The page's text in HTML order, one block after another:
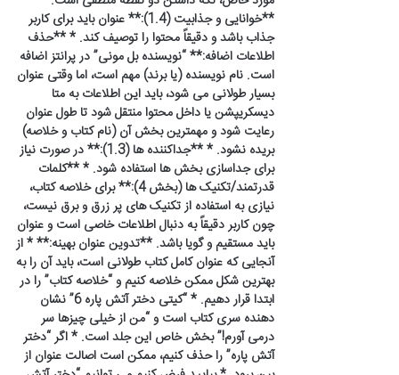
**خوانایی و جذابیت (1.4):** عنوان باید برای کاربر
جذاب باشد و دقیقاً محتوا را توصیف کند. * **حذف
اطلاعات اضافه:** “نویسنده بل مونی” در پرانتز اضافه
است. نام نویسنده (یا برند) مهم است، اما وقتی عنوان
بسیار طولانی می شود، باید این اطلاعات به متا
دیسکریپشن یا داخل محتوا منتقل شود تا طول عنوان
رعایت شود و مهمترین بخش آن (نام کتاب و خلاصه)
بریده نشود. * **جداکننده ها (1.3):** در صورت نیاز
برای جداسازی بخش ها استفاده شود. * **کلمات
قدرتمند/تکنیک ها (بخش 4):** برای خلاصه کتاب،
نیازی به استفاده از تکنیک های پر زرق و برق نیست،
چون کاربر دقیقاً به دنبال اطلاعات خاصی است و عنوان
باید مستقیم و گویا باشد. **تدوین عنوان بهینه:** * از
آنجایی که عنوان کامل کتاب طولانی است، باید آن را به
بهترین شکل ممکن خلاصه کنیم و “خلاصه کتاب” را در
ابتدا قرار دهیم. * “کیتی دختر آتش پاره 6” نشان
دهنده سری کتاب است و “من از خیلی چیزها سر
درمی آورم!” بخش خاص این جلد است. * اگر “دختر
آتش پاره” را حذف کنیم، ممکن است اصالت عنوان از